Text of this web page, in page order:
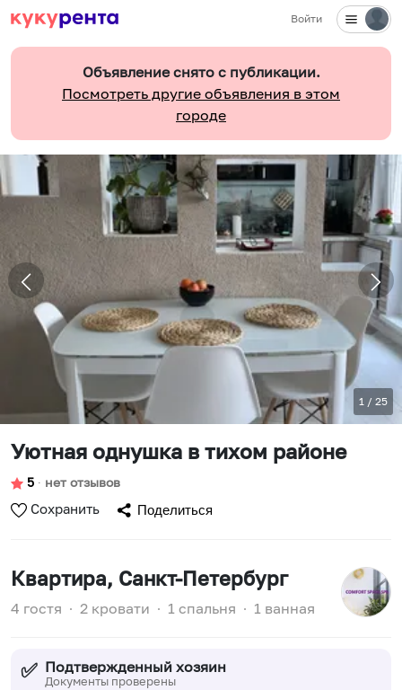
Войти
Объявление снято с публикации.
Посмотреть другие объявления в этом
городе
1 / 25
Уютная однушка в тихом районе
5 ∙ нет отзывов
Сохранить Поделиться
Квартира, Санкт-Петербург
4 гостя ∙ 2 кровати ∙ 1 спальня ∙ 1 ванная
✅ Подтвержденный хозяин
Документы проверены